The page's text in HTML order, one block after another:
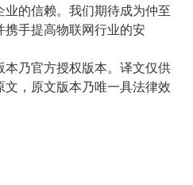
的信赖。我们期待成为仲至
手提高物联网行业的安
乃官方授权版本。译文仅供
，原文版本乃唯一具法律效